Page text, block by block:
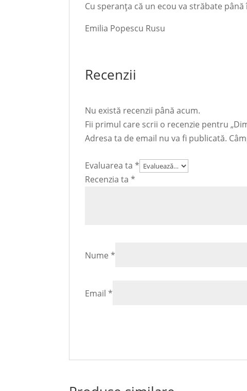
Cu speranţa că un ecou va străbate
Emilia Popescu Rusu
Recenzii
Nu există recenzii până acum.
Fii primul care scrii o recenzie pentru
Adresa ta de email nu va fi publicată.
Evaluarea ta*
Recenzia ta*
Nume*
Email*